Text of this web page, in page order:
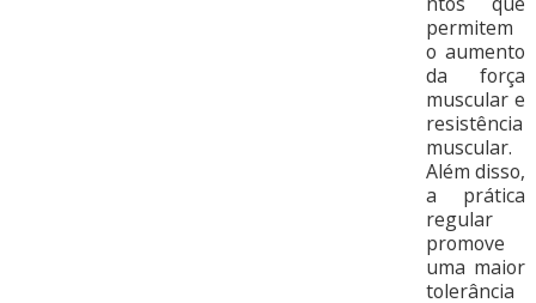
permitem
o aumento
da força
muscular e
resistência
muscular.
Além disso,
a prática
regular
promove
uma maior
tolerância